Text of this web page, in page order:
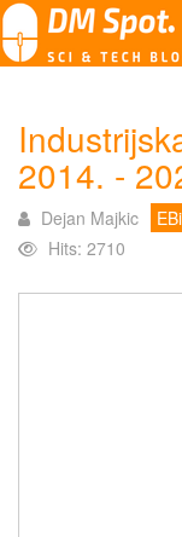
2014. -
Dejan Majkic
Hits: 2710